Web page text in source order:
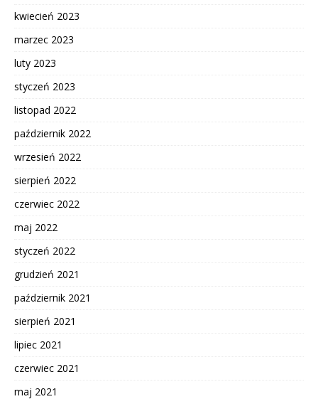
kwiecień 2023
marzec 2023
luty 2023
styczeń 2023
listopad 2022
październik 2022
wrzesień 2022
sierpień 2022
czerwiec 2022
maj 2022
styczeń 2022
grudzień 2021
październik 2021
sierpień 2021
lipiec 2021
czerwiec 2021
maj 2021